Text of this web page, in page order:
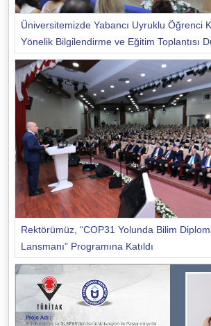
Üniversitemizde Yabancı Uyruklu Öğrenci
Yönelik Bilgilendirme ve Eğitim Toplantısı
Rektörümüz, “COP31 Yolunda Bilim
Lansmanı” Programına Katıldı